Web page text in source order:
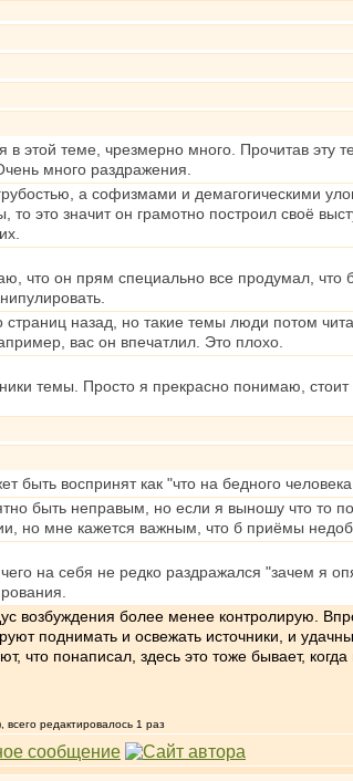
этой теме, чрезмерно много. Прочитав эту
много раздражения.
а софизмами и демагогическими
то это значит он грамотно построил своё
что он прям специально все продумал, что
страниц назад, но такие темы люди потом
вас он впечатлил. Это плохо.
темы. Просто я прекрасно понимаю,
быть воспринят как "что на бедного
быть неправым, но если я выношу что то
но мне кажется важным, что б приёмы
на себя не редко раздражался "зачем я
возбуждения более менее контролирую.
поднимать и освежать источники, и
что понаписал, здесь это тоже бывает,
редактировалось 1 раз